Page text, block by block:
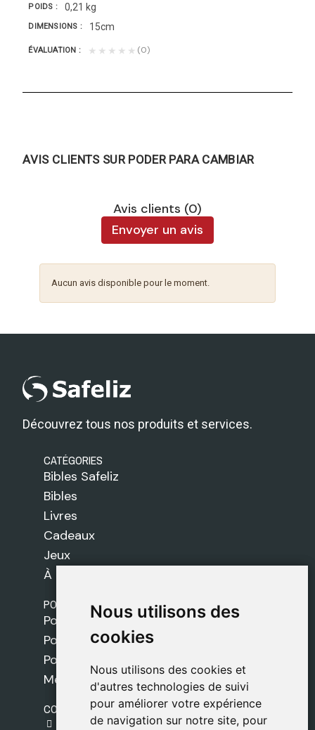
Nous utilisons des
cookies
Nous utilisons des cookies et
d'autres technologies de suivi
pour améliorer votre expérience
de navigation sur notre site, pour
Nous utilisons des
cookies
Nous utilisons des cookies et
d'autres technologies de suivi
pour améliorer votre expérience
de navigation sur notre site, pour
POIDS 0,21 kg
DIMENSIONS 15cm
ÉVALUATION ★★★★★ (0)
AVIS CLIENTS SUR PODER PARA CAMBIAR
Avis clients (0)
Envoyer un avis
Aucun avis disponible pour le moment.
Découvrez tous nos produits et services.
CATÉGORIES
Bibles Safeliz
Bibles
Livres
Cadeaux
Jeux
À propos de nous
POLITIQUES
Politique de livraison
Politique de cookies
Politique de confidentialité
Mentions légales
CONTACT
gestion@safeliz.com